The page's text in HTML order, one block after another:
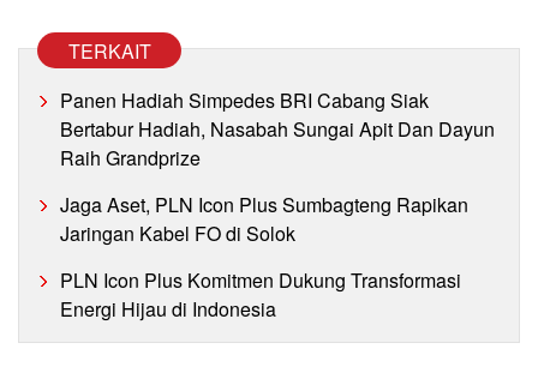
TERKAIT
Panen Hadiah Simpedes BRI Cabang Siak
Bertabur Hadiah, Nasabah Sungai Apit Dan Dayun
Raih Grandprize
Jaga Aset, PLN Icon Plus Sumbagteng Rapikan
Jaringan Kabel FO di Solok
PLN Icon Plus Komitmen Dukung Transformasi
Energi Hijau di Indonesia